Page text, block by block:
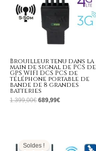
Brouilleur tenu dans la
main de signal de PCS de
GPS WIFI DCS PCS de
téléphone portable de
bande de 8 grandes
batteries
1.399,00€ 689,99€
Soldes !
initial
était :